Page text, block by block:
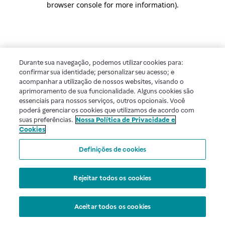
browser console for more information).
Durante sua navegação, podemos utilizar cookies para:
confirmar sua identidade; personalizar seu acesso; e
acompanhar a utilização de nossos websites, visando o
aprimoramento de sua funcionalidade. Alguns cookies são
essenciais para nossos serviços, outros opcionais. Você
poderá gerenciar os cookies que utilizamos de acordo com
suas preferências. Nossa Política de Privacidade e
Cookies
Definições de cookies
Rejeitar todos os cookies
Aceitar todos os cookies